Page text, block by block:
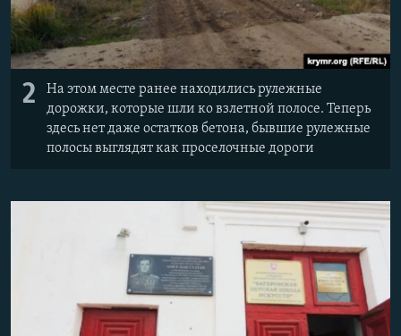
2
На этом месте ранее находились рулежные
дорожки, которые шли ко взлетной полосе. Теперь
здесь нет даже остатков бетона, бывшие рулежные
полосы выглядят как проселочные дороги